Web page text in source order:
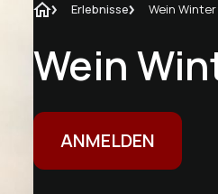
Erlebnisse Wein
Wein
ANMELDEN